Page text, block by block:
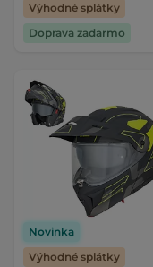
Výhodné splátky
Doprava zadarmo
Novinka
Výhodné splátky